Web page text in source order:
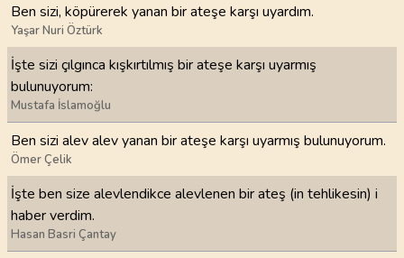
Ben sizi, köpürerek yanan bir ateşe karşı uyardım.
Yaşar Nuri Öztürk
İşte sizi çılgınca kışkırtılmış bir ateşe karşı uyarmış
bulunuyorum:
Mustafa İslamoğlu
Ben sizi alev alev yanan bir ateşe karşı uyarmış bulunuyorum.
Ömer Çelik
İşte ben size alevlendikce alevlenen bir ateş (in tehlikesin) i
haber verdim.
Hasan Basri Çantay